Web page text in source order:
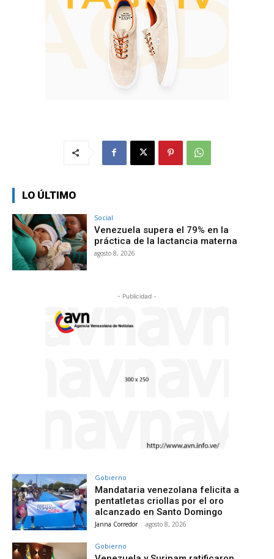
LO ÚLTIMO
Social
Venezuela supera el 79% en la
práctica de la lactancia materna
agosto 8, 2026
- Publicidad -
Gobierno
Mandataria venezolana felicita a
pentatletas criollas por el oro
alcanzado en Santo Domingo
Janna Corredor - agosto 8, 2026
Gobierno